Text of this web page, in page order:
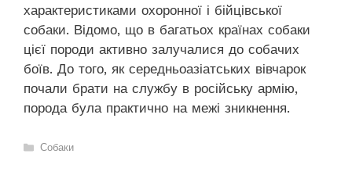
характеристиками охоронної і бійцівської
собаки. Відомо, що в багатьох країнах собаки
цієї породи активно залучалися до собачих
боїв. До того, як середньоазіатських вівчарок
почали брати на службу в російську армію,
порода була практично на межі зникнення.
Категорії
Собаки